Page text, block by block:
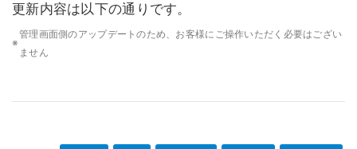
更新内容は以下の通りです。
※
管理画面側のアップデートのため、お客様にご操作いただく必要はござい
ません